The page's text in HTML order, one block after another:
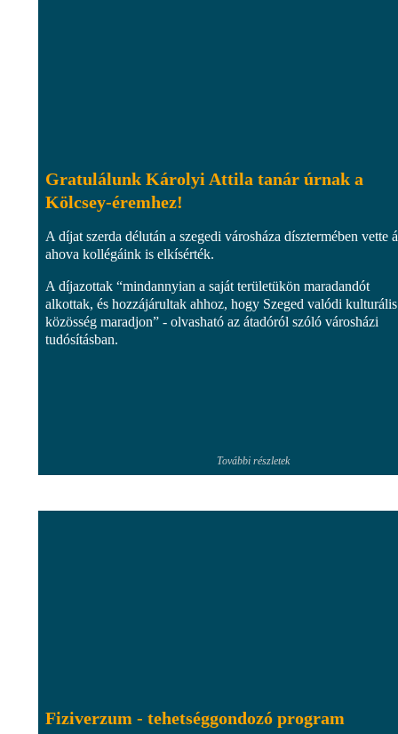
Gratulálunk Károlyi Attila tanár úrnak a
Kölcsey-éremhez!
A díjat szerda délután a szegedi városháza dísztermében vette
ahova kollégáink is elkísérték.
A díjazottak “mindannyian a saját területükön maradandót
alkottak, és hozzájárultak ahhoz, hogy Szeged valódi kulturális
közösség maradjon” - olvasható az átadóról szóló városházi
tudósításban.
További részletek
Fiziverzum - tehetséggondozó program